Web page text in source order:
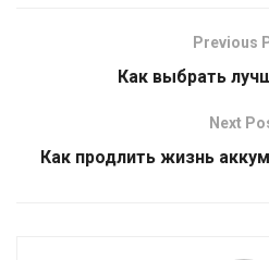
Previous
Как выбрать
Next
Как продлить жизнь